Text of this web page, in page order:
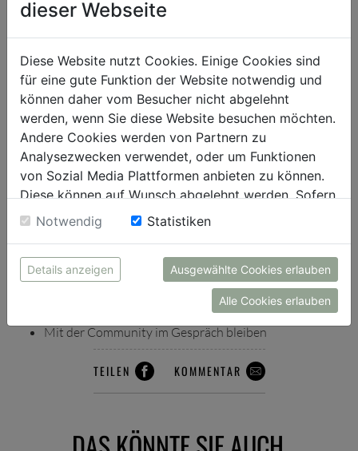
selbst auf LinkedIn zu präsentieren, funktioniert daher nur
Zusammenarbeit mit anderen Personen.
CEOs werden zukünftig noch stärker als das „Gewissen“ des
Unternehmens wahrgenommen. Fake News sorgen für
Verunsicherung und marktschreierisches Werben und
Schönreden in eigener Sache werden von mündigen
Konsumenten immer schneller hinterfragt und missbilligt.
Für den Aufbau von Vertrauen braucht es ehrliche,
transparente und offene Kommunikation.
So gelingt LinkedIn für CEOs
Kommunikation auf LinkedIn ist Beziehungsarbeit
Inhalt steht im Vordergrund
Sich klar mit Werten positionieren
Mit der Community im Gespräch bleiben
TEILEN KOMMENTAR
dieser Webseite
Diese Website nutzt Cookies. Einige Cookies sind
für eine gute Funktion der Website notwendig und
können daher vom Besucher nicht abgelehnt
werden, wenn Sie diese Website besuchen möchten.
Andere Cookies werden von Partnern zu
Analysezwecken verwendet, oder um Funktionen
von Sozial Media Plattformen anbieten zu können.
Diese können auf Wunsch abgelehnt werden. Sofern
sie unsere Webseite weiter nutzen, geben Sie
Einwilligung zu unseren Cookies.
Notwendig Statistiken
Details anzeigen Ausgewählte Cookies erlauben
Alle Cookies erlauben